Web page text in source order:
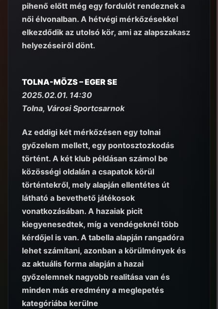
pihenő előtt még egy fordulót rendeznek a
női élvonalban. A hétvégi mérkőzésekkel
elkezdődik az utolsó kör, ami az alapszakasz
helyezéseiről dönt.
TOLNA-MÖZS – EGER SE
2025.02.01. 14:30
Tolna, Városi Sportcsarnok
Az eddigi két mérkőzésen egy tolnai
győzelem mellett, egy pontosztozkodás
történt. A két klub példásan számol be
közösségi oldalán a csapatok körül
történtekről, mely alapján ellentétes út
látható a bevethető játékosok
vonatkozásában. A hazaiak picit
kiegyenesedtek, míg a vendégeknél több
kérdőjel is van. A tabella alapján rangadóra
lehet számítani, azonban a körülmények és
az aktuális forma alapján a hazai
győzelemnek nagyobb realitása van és
minden más eredmény a meglepetés
kategóriába kerülne